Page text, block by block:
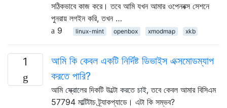
সঠিকভাবে কাজ করে। তবে আমি যখন আমার ওপেনবক্স সেশনে
পুনরায় লগইন করি, তখন …
9
linux-mint openbox xmodmap xkb
1
আমি কি কেবল একটি নির্দিষ্ট ডিভাইস এক্সমোডম্যাপ
করতে পারি?
আমি স্ক্রোলের দিকটি উল্টো করতে চাই, তবে কেবল আমার বিসিএম
57794 মাল্টিটাচ ট্র্যাকপ্যাডে। এটা কি সম্ভব?